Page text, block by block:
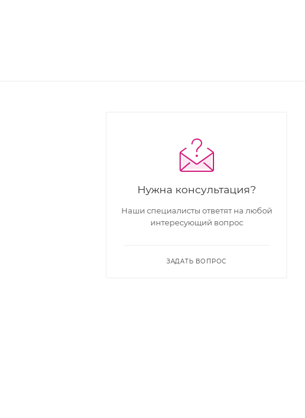
Нужна консультация?
Наши специалисты ответят на любой
интересующий вопрос
ЗАДАТЬ ВОПРОС